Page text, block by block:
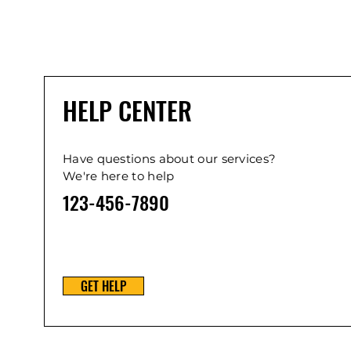
HELP CENTER
Have questions about our services?
We're here to help
123-456-7890
GET HELP